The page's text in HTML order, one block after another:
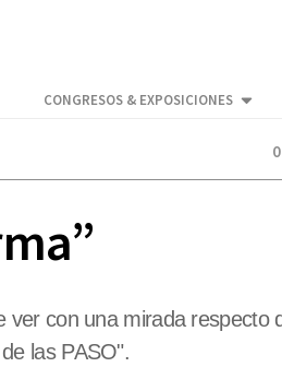
CONGRESOS & EXPOSICIONES
ver con una mirada respecto
las PASO".